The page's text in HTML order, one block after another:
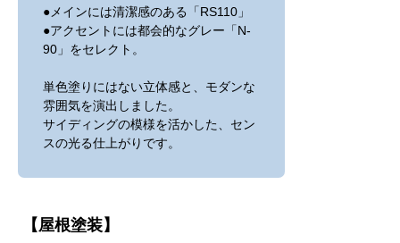
●メインには清潔感のある「RS110」
●アクセントには都会的なグレー「N-
90」をセレクト。
単色塗りにはない立体感と、モダンな
雰囲気を演出しました。
サイディングの模様を活かした、セン
スの光る仕上がりです。
【屋根塗装】